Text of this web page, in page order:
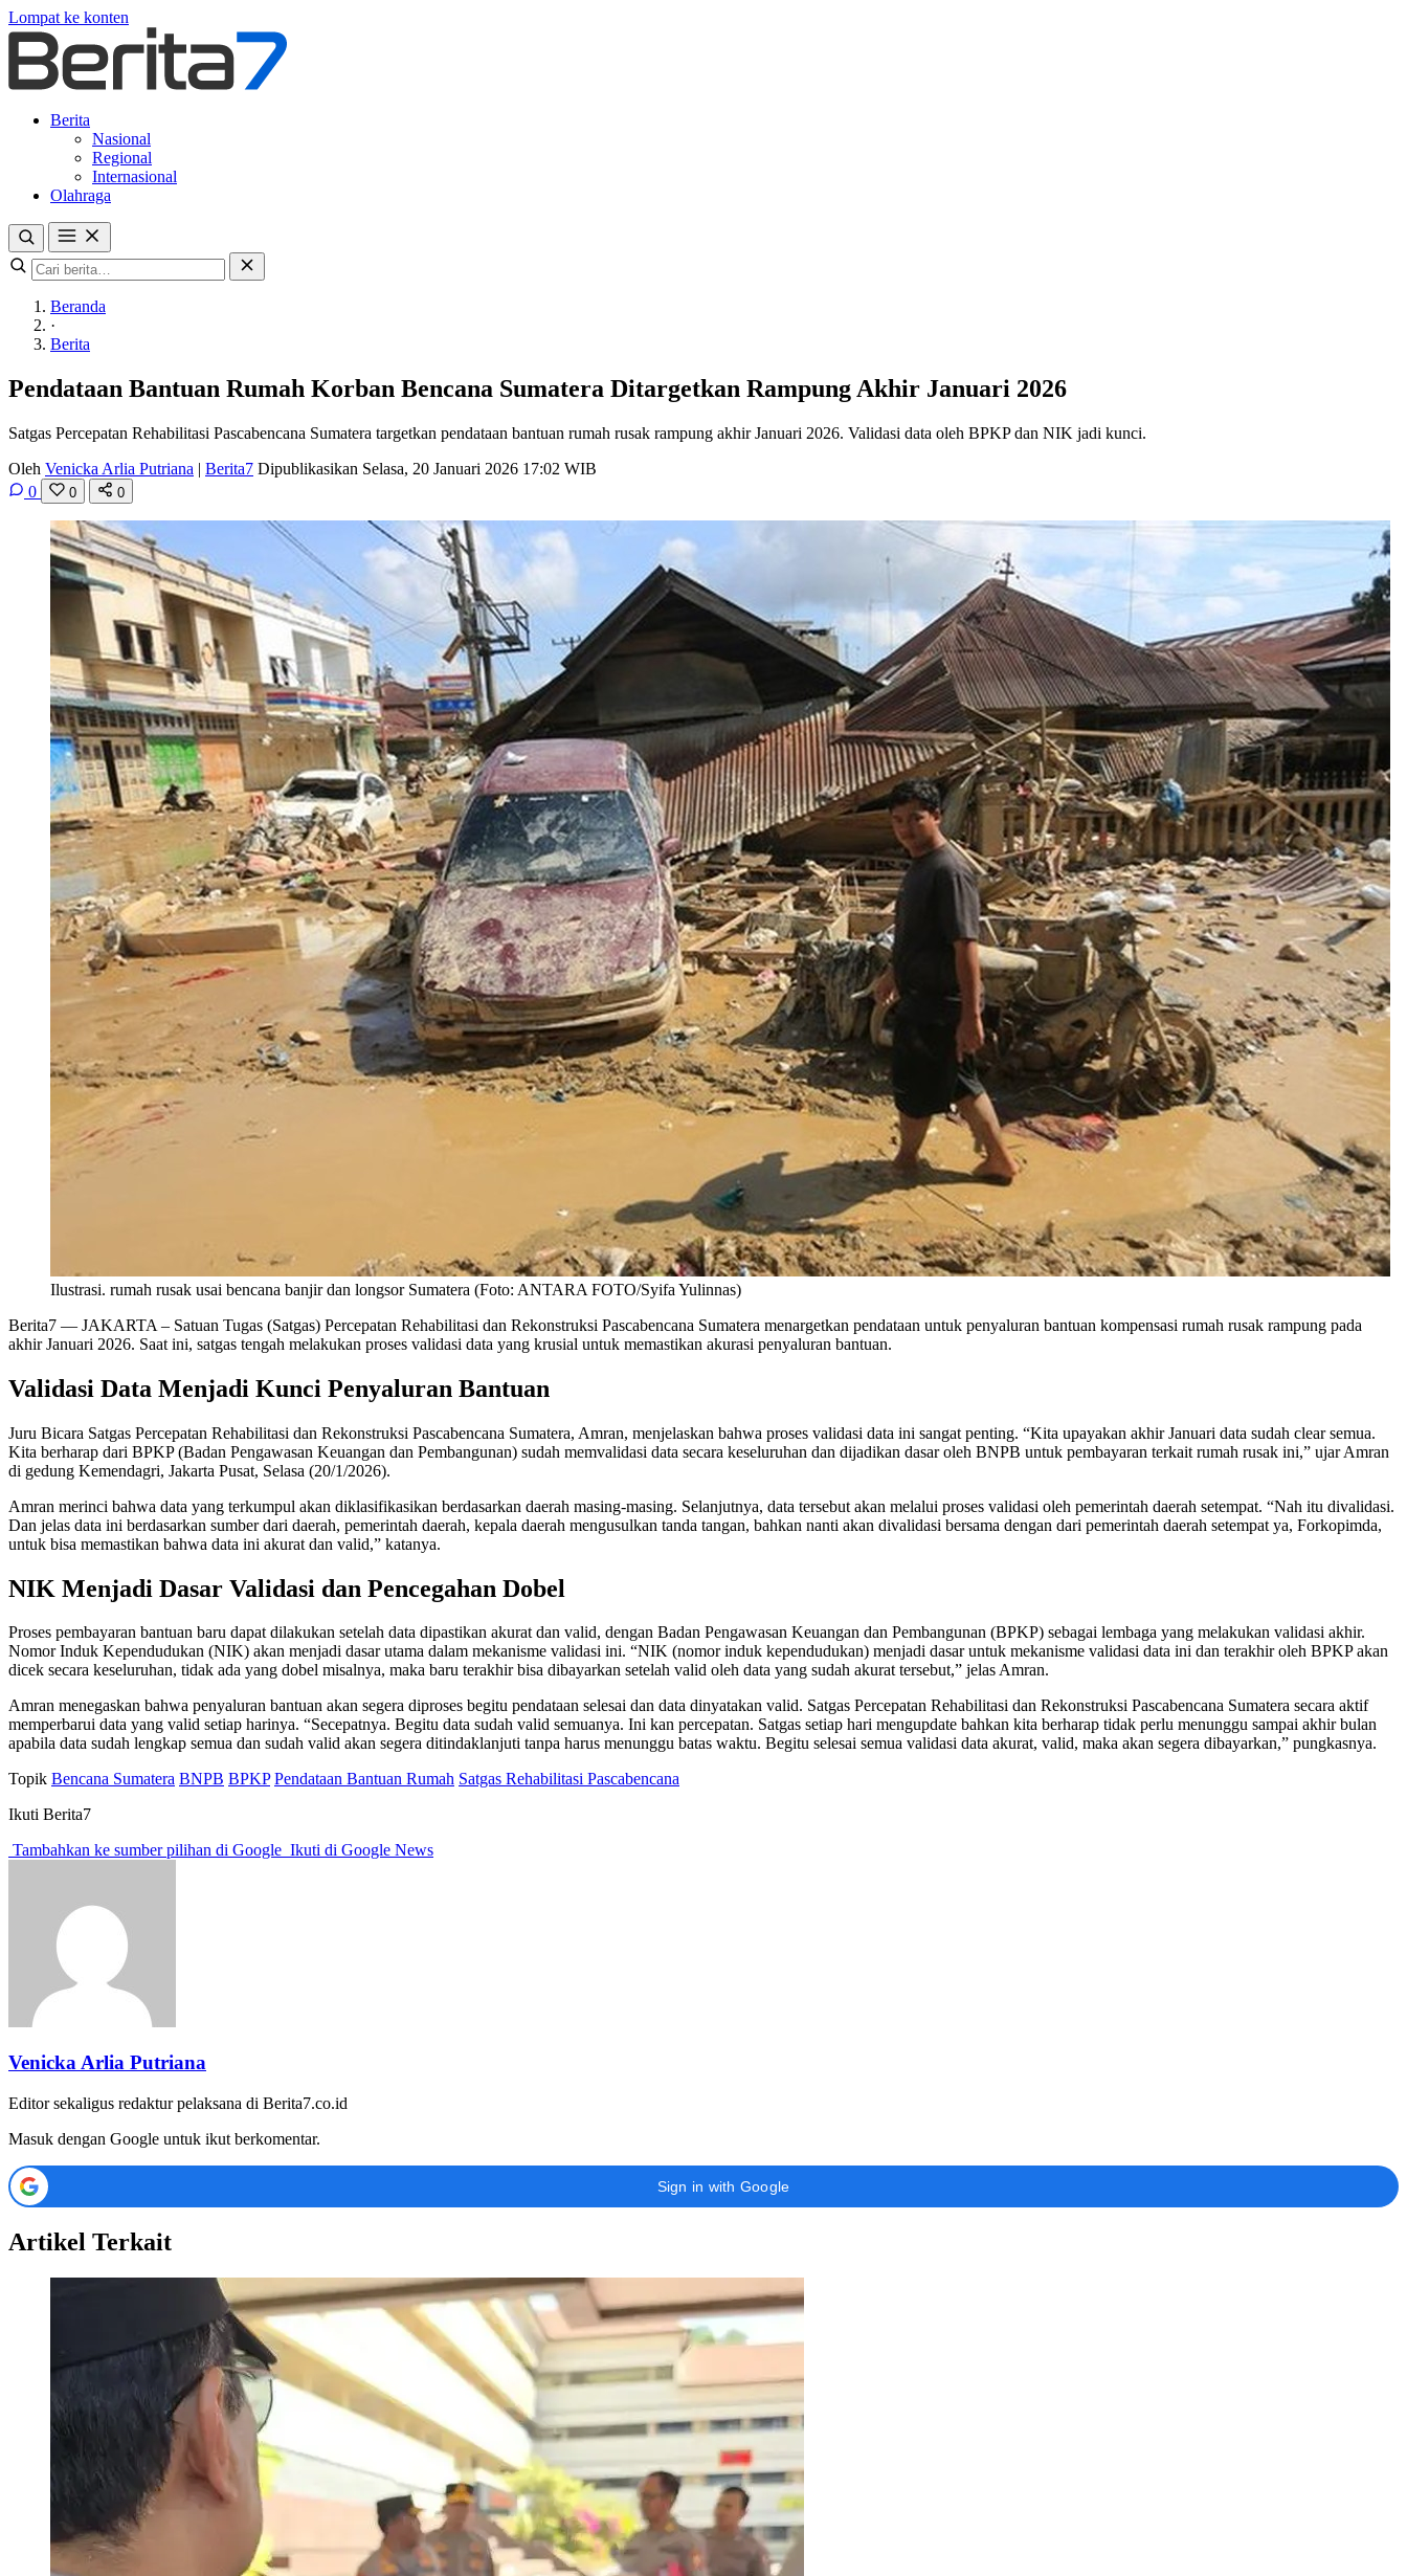
Lompat ke konten
Berita
Nasional
Regional
Internasional
Olahraga
Beranda
·
Berita
Pendataan Bantuan Rumah Korban Bencana Sumatera Ditargetkan Rampung Akhir Januari 2026
Satgas Percepatan Rehabilitasi Pascabencana Sumatera targetkan pendataan bantuan rumah rusak rampung akhir Januari 2026. Validasi data oleh BPKP dan NIK jadi kunci.
Oleh Venicka Arlia Putriana | Berita7 Dipublikasikan Selasa, 20 Januari 2026 17:02 WIB
0
0 0
Ilustrasi. rumah rusak usai bencana banjir dan longsor Sumatera (Foto: ANTARA FOTO/Syifa Yulinnas)
Berita7 — JAKARTA – Satuan Tugas (Satgas) Percepatan Rehabilitasi dan Rekonstruksi Pascabencana Sumatera menargetkan pendataan untuk penyaluran bantuan kompensasi rumah rusak rampung pada
akhir Januari 2026. Saat ini, satgas tengah melakukan proses validasi data yang krusial untuk memastikan akurasi penyaluran bantuan.
Validasi Data Menjadi Kunci Penyaluran Bantuan
Juru Bicara Satgas Percepatan Rehabilitasi dan Rekonstruksi Pascabencana Sumatera, Amran, menjelaskan bahwa proses validasi data ini sangat penting. “Kita upayakan akhir Januari data sudah clear semua.
Kita berharap dari BPKP (Badan Pengawasan Keuangan dan Pembangunan) sudah memvalidasi data secara keseluruhan dan dijadikan dasar oleh BNPB untuk pembayaran terkait rumah rusak ini,” ujar Amran
di gedung Kemendagri, Jakarta Pusat, Selasa (20/1/2026).
Amran merinci bahwa data yang terkumpul akan diklasifikasikan berdasarkan daerah masing-masing. Selanjutnya, data tersebut akan melalui proses validasi oleh pemerintah daerah setempat. “Nah itu divalidasi.
Dan jelas data ini berdasarkan sumber dari daerah, pemerintah daerah, kepala daerah mengusulkan tanda tangan, bahkan nanti akan divalidasi bersama dengan dari pemerintah daerah setempat ya, Forkopimda,
untuk bisa memastikan bahwa data ini akurat dan valid,” katanya.
NIK Menjadi Dasar Validasi dan Pencegahan Dobel
Proses pembayaran bantuan baru dapat dilakukan setelah data dipastikan akurat dan valid, dengan Badan Pengawasan Keuangan dan Pembangunan (BPKP) sebagai lembaga yang melakukan validasi akhir.
Nomor Induk Kependudukan (NIK) akan menjadi dasar utama dalam mekanisme validasi ini. “NIK (nomor induk kependudukan) menjadi dasar untuk mekanisme validasi data ini dan terakhir oleh BPKP akan
dicek secara keseluruhan, tidak ada yang dobel misalnya, maka baru terakhir bisa dibayarkan setelah valid oleh data yang sudah akurat tersebut,” jelas Amran.
Amran menegaskan bahwa penyaluran bantuan akan segera diproses begitu pendataan selesai dan data dinyatakan valid. Satgas Percepatan Rehabilitasi dan Rekonstruksi Pascabencana Sumatera secara aktif
memperbarui data yang valid setiap harinya. “Secepatnya. Begitu data sudah valid semuanya. Ini kan percepatan. Satgas setiap hari mengupdate bahkan kita berharap tidak perlu menunggu sampai akhir bulan
apabila data sudah lengkap semua dan sudah valid akan segera ditindaklanjuti tanpa harus menunggu batas waktu. Begitu selesai semua validasi data akurat, valid, maka akan segera dibayarkan,” pungkasnya.
Topik Bencana Sumatera BNPB BPKP Pendataan Bantuan Rumah Satgas Rehabilitasi Pascabencana
Ikuti Berita7
Tambahkan ke sumber pilihan di Google Ikuti di Google News
Venicka Arlia Putriana
Editor sekaligus redaktur pelaksana di Berita7.co.id
Masuk dengan Google untuk ikut berkomentar.
Sign in with Google
Artikel Terkait